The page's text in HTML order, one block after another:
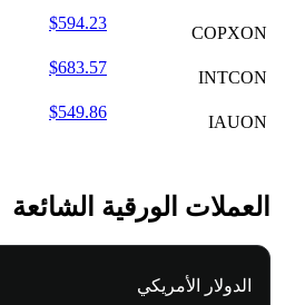
COPXON
$594.23
INTCON
$683.57
IAUON
$549.86
العملات الورقية الشائعة
الدولار الأمريكي